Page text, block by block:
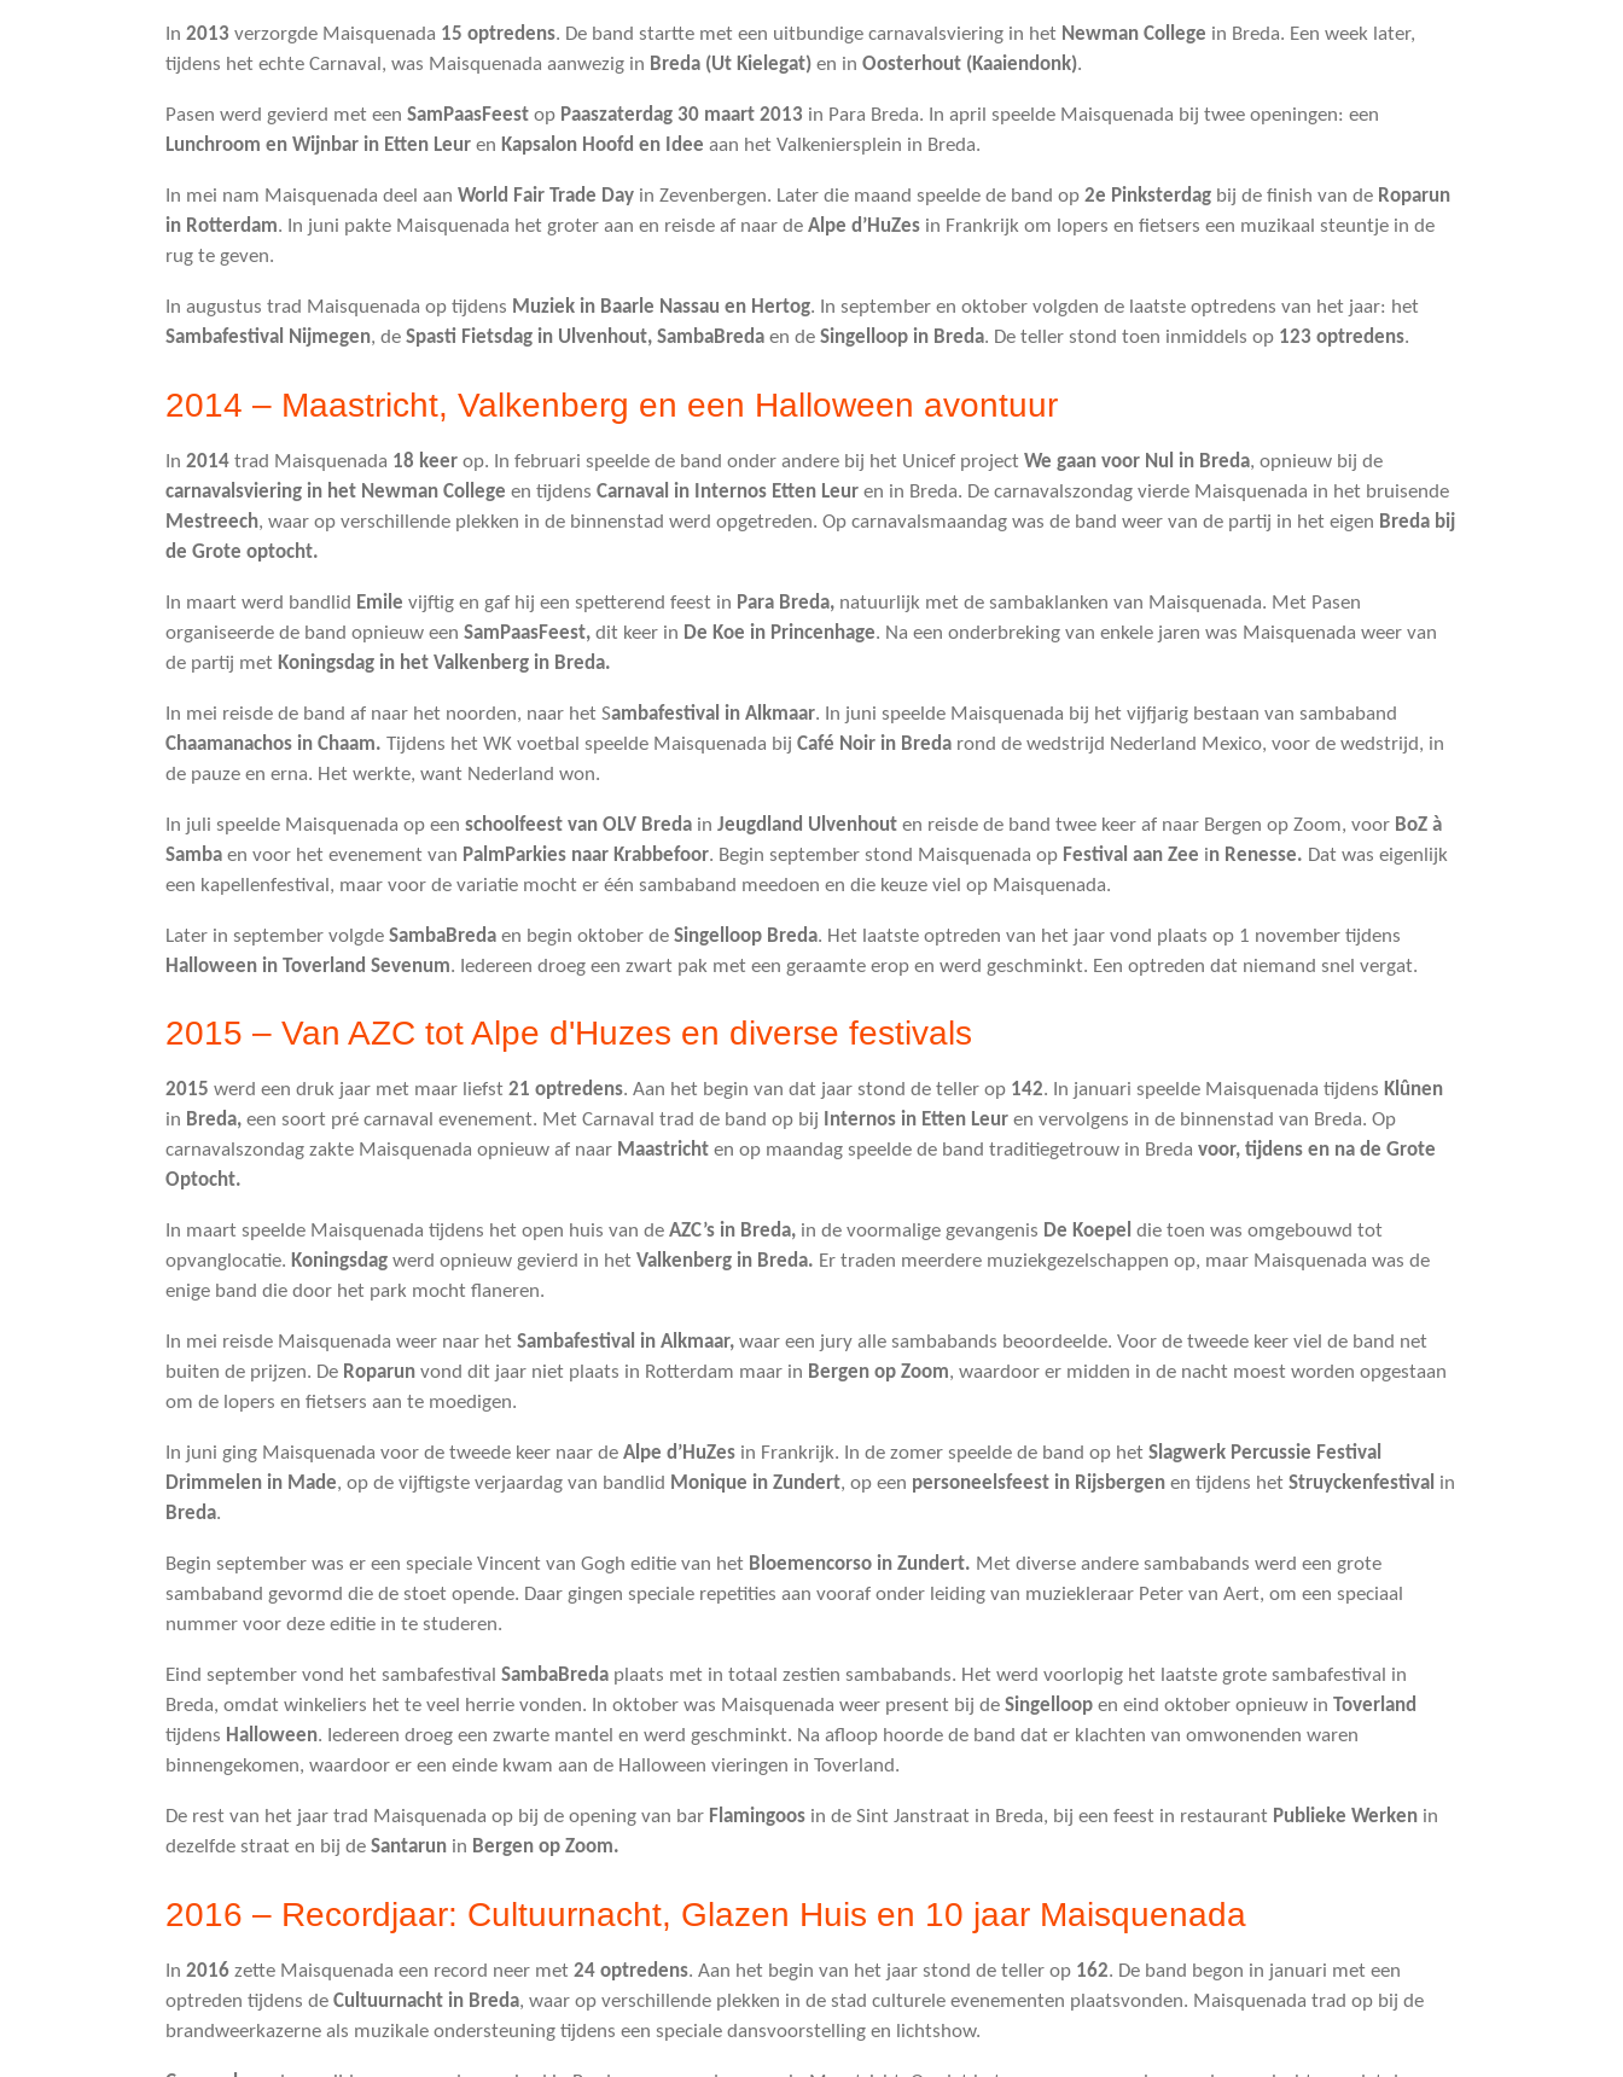
In 2013 verzorgde Maisquenada 15 optredens. De band startte met een uitbundige carnavalsviering in het Newman College in Breda. Een week later,
tijdens het echte Carnaval, was Maisquenada aanwezig in Breda (Ut Kielegat) en in Oosterhout (Kaaiendonk).
Pasen werd gevierd met een SamPaasFeest op Paaszaterdag 30 maart 2013 in Para Breda. In april speelde Maisquenada bij twee openingen: een
Lunchroom en Wijnbar in Etten Leur en Kapsalon Hoofd en Idee aan het Valkeniersplein in Breda.
In mei nam Maisquenada deel aan World Fair Trade Day in Zevenbergen. Later die maand speelde de band op 2e Pinksterdag bij de finish van de Roparun
in Rotterdam. In juni pakte Maisquenada het groter aan en reisde af naar de Alpe d’HuZes in Frankrijk om lopers en fietsers een muzikaal steuntje in de
rug te geven.
In augustus trad Maisquenada op tijdens Muziek in Baarle Nassau en Hertog. In september en oktober volgden de laatste optredens van het jaar: het
Sambafestival Nijmegen, de Spasti Fietsdag in Ulvenhout, SambaBreda en de Singelloop in Breda. De teller stond toen inmiddels op 123 optredens.
2014 – Maastricht, Valkenberg en een Halloween avontuur
In 2014 trad Maisquenada 18 keer op. In februari speelde de band onder andere bij het Unicef project We gaan voor Nul in Breda, opnieuw bij de
carnavalsviering in het Newman College en tijdens Carnaval in Internos Etten Leur en in Breda. De carnavalszondag vierde Maisquenada in het bruisende
Mestreech, waar op verschillende plekken in de binnenstad werd opgetreden. Op carnavalsmaandag was de band weer van de partij in het eigen Breda bij
de Grote optocht.
In maart werd bandlid Emile vijftig en gaf hij een spetterend feest in Para Breda, natuurlijk met de sambaklanken van Maisquenada. Met Pasen
organiseerde de band opnieuw een SamPaasFeest, dit keer in De Koe in Princenhage. Na een onderbreking van enkele jaren was Maisquenada weer van
de partij met Koningsdag in het Valkenberg in Breda.
In mei reisde de band af naar het noorden, naar het Sambafestival in Alkmaar. In juni speelde Maisquenada bij het vijfjarig bestaan van sambaband
Chaamanachos in Chaam. Tijdens het WK voetbal speelde Maisquenada bij Café Noir in Breda rond de wedstrijd Nederland Mexico, voor de wedstrijd, in
de pauze en erna. Het werkte, want Nederland won.
In juli speelde Maisquenada op een schoolfeest van OLV Breda in Jeugdland Ulvenhout en reisde de band twee keer af naar Bergen op Zoom, voor BoZ à
Samba en voor het evenement van PalmParkies naar Krabbefoor. Begin september stond Maisquenada op Festival aan Zee in Renesse. Dat was eigenlijk
een kapellenfestival, maar voor de variatie mocht er één sambaband meedoen en die keuze viel op Maisquenada.
Later in september volgde SambaBreda en begin oktober de Singelloop Breda. Het laatste optreden van het jaar vond plaats op 1 november tijdens
Halloween in Toverland Sevenum. Iedereen droeg een zwart pak met een geraamte erop en werd geschminkt. Een optreden dat niemand snel vergat.
2015 – Van AZC tot Alpe d'Huzes en diverse festivals
2015 werd een druk jaar met maar liefst 21 optredens. Aan het begin van dat jaar stond de teller op 142. In januari speelde Maisquenada tijdens Klûnen
in Breda, een soort pré carnaval evenement. Met Carnaval trad de band op bij Internos in Etten Leur en vervolgens in de binnenstad van Breda. Op
carnavalszondag zakte Maisquenada opnieuw af naar Maastricht en op maandag speelde de band traditiegetrouw in Breda voor, tijdens en na de Grote
Optocht.
In maart speelde Maisquenada tijdens het open huis van de AZC’s in Breda, in de voormalige gevangenis De Koepel die toen was omgebouwd tot
opvanglocatie. Koningsdag werd opnieuw gevierd in het Valkenberg in Breda. Er traden meerdere muziekgezelschappen op, maar Maisquenada was de
enige band die door het park mocht flaneren.
In mei reisde Maisquenada weer naar het Sambafestival in Alkmaar, waar een jury alle sambabands beoordeelde. Voor de tweede keer viel de band net
buiten de prijzen. De Roparun vond dit jaar niet plaats in Rotterdam maar in Bergen op Zoom, waardoor er midden in de nacht moest worden opgestaan
om de lopers en fietsers aan te moedigen.
In juni ging Maisquenada voor de tweede keer naar de Alpe d’HuZes in Frankrijk. In de zomer speelde de band op het Slagwerk Percussie Festival
Drimmelen in Made, op de vijftigste verjaardag van bandlid Monique in Zundert, op een personeelsfeest in Rijsbergen en tijdens het Struyckenfestival in
Breda.
Begin september was er een speciale Vincent van Gogh editie van het Bloemencorso in Zundert. Met diverse andere sambabands werd een grote
sambaband gevormd die de stoet opende. Daar gingen speciale repetities aan vooraf onder leiding van muziekleraar Peter van Aert, om een speciaal
nummer voor deze editie in te studeren.
Eind september vond het sambafestival SambaBreda plaats met in totaal zestien sambabands. Het werd voorlopig het laatste grote sambafestival in
Breda, omdat winkeliers het te veel herrie vonden. In oktober was Maisquenada weer present bij de Singelloop en eind oktober opnieuw in Toverland
tijdens Halloween. Iedereen droeg een zwarte mantel en werd geschminkt. Na afloop hoorde de band dat er klachten van omwonenden waren
binnengekomen, waardoor er een einde kwam aan de Halloween vieringen in Toverland.
De rest van het jaar trad Maisquenada op bij de opening van bar Flamingoos in de Sint Janstraat in Breda, bij een feest in restaurant Publieke Werken in
dezelfde straat en bij de Santarun in Bergen op Zoom.
2016 – Recordjaar: Cultuurnacht, Glazen Huis en 10 jaar Maisquenada
In 2016 zette Maisquenada een record neer met 24 optredens. Aan het begin van het jaar stond de teller op 162. De band begon in januari met een
optreden tijdens de Cultuurnacht in Breda, waar op verschillende plekken in de stad culturele evenementen plaatsvonden. Maisquenada trad op bij de
brandweerkazerne als muzikale ondersteuning tijdens een speciale dansvoorstelling en lichtshow.